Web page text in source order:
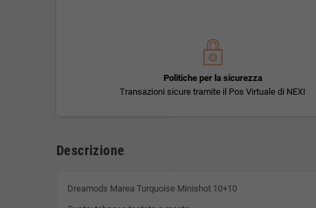
Politiche per la sicurezza
Transazioni sicure tramite il Pos Virtuale di NEXI
Descrizione
Dreamods Marea Turquoise Minishot 10+10